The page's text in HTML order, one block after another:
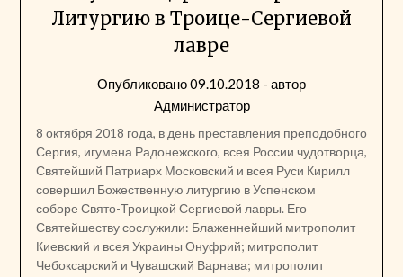
Литургию в Троице-Сергиевой
лавре
Опубликовано09.10.2018 - автор
Администратор
8 октября 2018 года, в день преставления преподобного
Сергия, игумена Радонежского, всея России чудотворца,
Святейший Патриарх Московский и всея Руси Кирилл
совершил Божественную литургию в Успенском
соборе Свято-Троицкой Сергиевой лавры. Его
Святейшеству сослужили: Блаженнейший митрополит
Киевский и всея Украины Онуфрий; митрополит
Чебоксарский и Чувашский Варнава; митрополит